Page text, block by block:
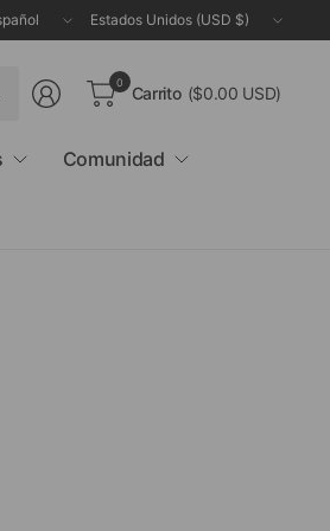
región
Actualizar
país/región
Buscar
cualquier
0
Carrito ($0.00 USD)
Comunidad